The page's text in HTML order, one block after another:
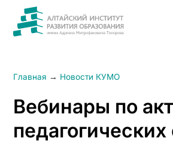
Главная → Новости КУМО
Вебинары по